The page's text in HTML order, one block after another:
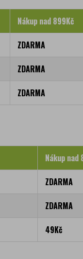
Nákup nad 899Kč
ZDARMA
ZDARMA
ZDARMA
Nákup nad
ZDARMA
ZDARMA
49Kč